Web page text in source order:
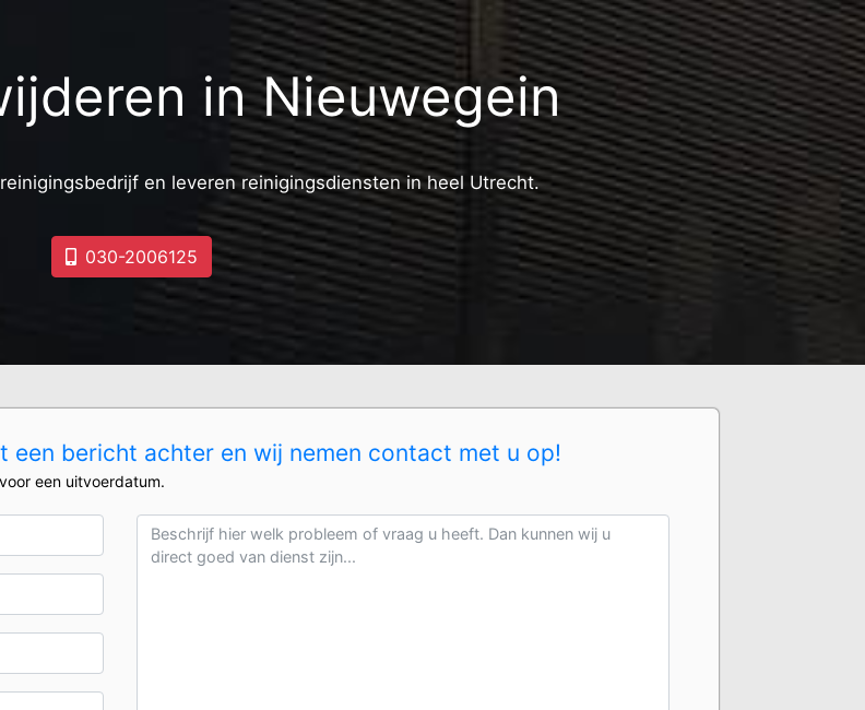
in Nieuwegein
en leveren reinigingsdiensten in heel Utrecht.
030-2006125
bericht achter en wij nemen contact met u op!
een uitvoerdatum.